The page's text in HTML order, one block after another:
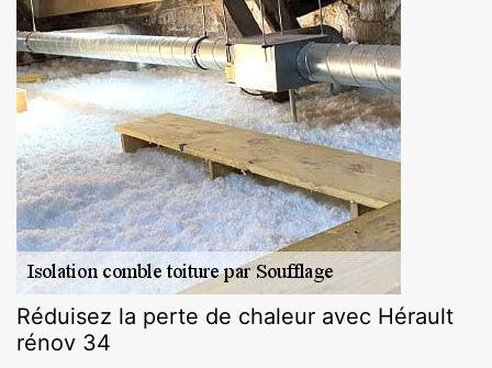
Réduisez la perte de chaleur avec Hérault
rénov 34